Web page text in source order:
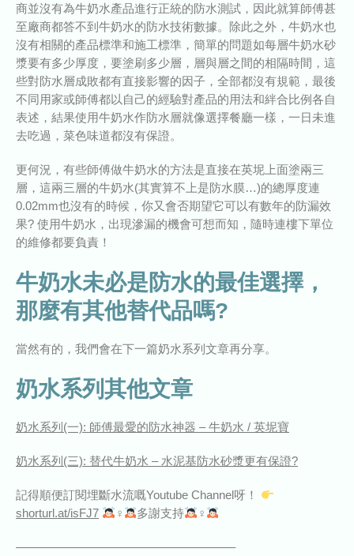
商並沒有為牛奶水產品進行正統的防水測試，因此就算師傅甚
至廠商都答不到牛奶水的防水技術數據。除此之外，牛奶水也
沒有相關的產品標準和施工標準，簡單的問題如每層牛奶水砂
漿要有多少厚度，要塗刷多少層，層與層之間的相隔時間，這
些對防水層成敗都有直接影響的因子，全部都沒有規範，最後
不同用家或師傅都以自己的經驗對產品的用法和絆合比例各自
表述，結果使用牛奶水作防水層就像選擇餐廳一樣，一日未進
去吃過，菜色味道都沒有保證。
更何況，有些師傅做牛奶水的方法是直接在英坭上面塗兩三
層，這兩三層的牛奶水(其實算不上是防水膜…)的總厚度連
0.02mm也沒有的時候，你又會否期望它可以有數年的防漏效
果? 使用牛奶水，出現滲漏的機會可想而知，隨時連樓下單位
的維修都要負責！
牛奶水未必是防水的最佳選擇，
那麼有其他替代品嗎?
當然有的，我們會在下一篇奶水系列文章再分享。
奶水系列其他文章
奶水系列(一): 師傅最愛的防水神器 – 牛奶水 / 英坭寶
奶水系列(三): 替代牛奶水 – 水泥基防水砂漿更有保證?
記得順便訂閱埋斷水流嘅Youtube Channel呀！
shorturl.at/isFJ7
‍♀‍ 多謝支持 ‍♀‍
——————————————————–